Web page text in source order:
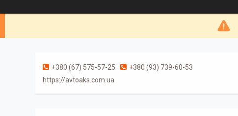
+380 (67) 575-57-25
+380 (93) 739-60-53
https://avtoaks.com.ua